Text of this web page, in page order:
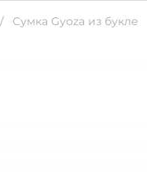
Сумка Gyoza из букле